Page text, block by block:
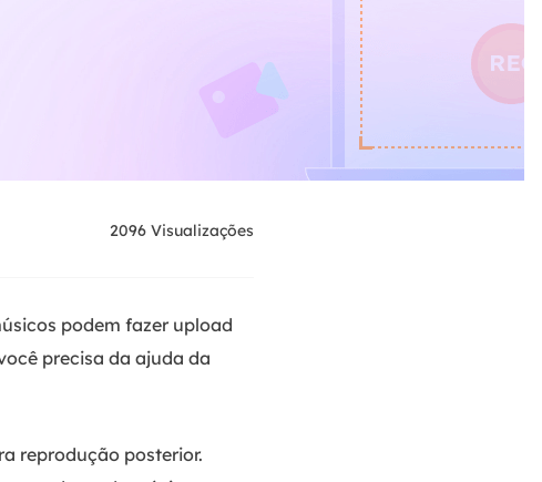
2096 Visualizações
podem fazer upload
precisa da ajuda da
reprodução posterior.